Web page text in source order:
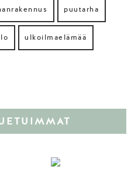
puutarha
ulkoilmaelämää